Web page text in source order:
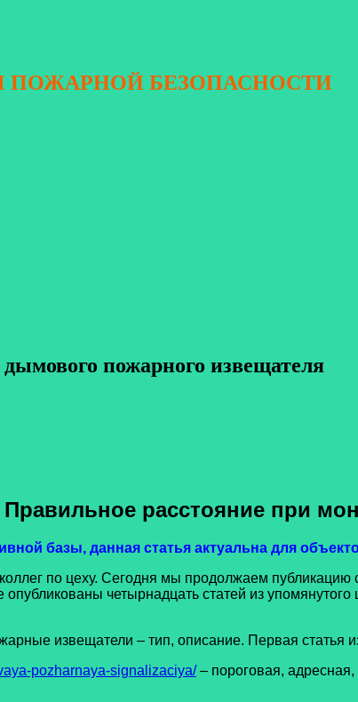
ПОЖАРНОЙ БЕЗОПАСНОСТИ
пожарного извещателя
расстояние при
базы, данная статья актуальна для
по цеху. Сегодня мы продолжаем публикацию
четырнадцать статей из
извещатели – тип, описание. Первая статья
pozharnaya-signalizaciya/– пороговая, адресная,